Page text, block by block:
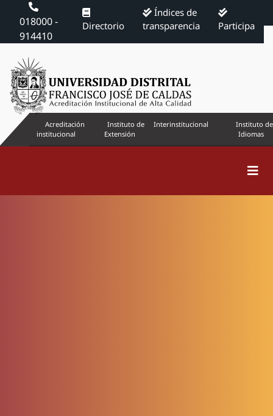
018000 -
914410
Directorio
Índices de
transparencia
Participa
Acreditación
institucional
Instituto de
Extensión
Interinstitucional
Instituto de
Idiomas